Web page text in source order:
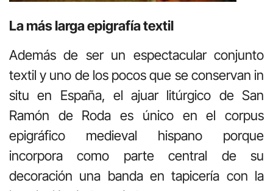
La más larga epigrafía textil
Además de ser un espectacular conjunto
textil y uno de los pocos que se conservan in
situ en España, el ajuar litúrgico de San
Ramón de Roda es único en el corpus
epigráfico medieval hispano porque
incorpora como parte central de su
decoración una banda en tapicería con la